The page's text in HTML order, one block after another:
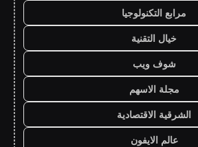
مرابع التكنولوجيا
خيال التقنية
شوف ويب
مجلة الاسهم
الشرقية الاقتصادية
عالم الايفون